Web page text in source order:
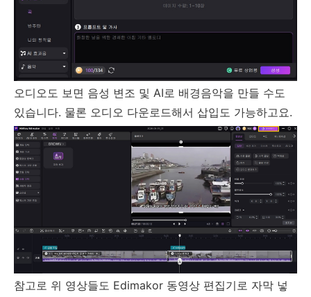
오디오도 보면 음성 변조 및 AI로 배경음악을 만들 수도
있습니다. 물론 오디오 다운로드해서 삽입도 가능하고요.
참고로 위 영상들도 Edimakor 동영상 편집기로 자막 넣